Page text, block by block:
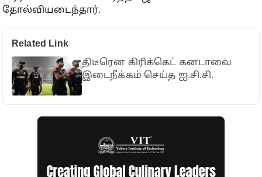
தோல்வியடைந்தார்.
Related Link
திடீரென கிரிக்கெட் கனடாவை
இடைநீக்கம் செய்த ஐ.சி.சி.